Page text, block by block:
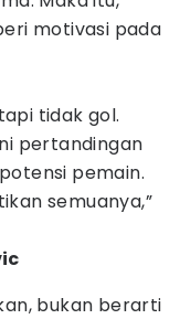
motivasi pada
tidak gol.
pertandingan
pemain.
semuanya,”
bukan berarti